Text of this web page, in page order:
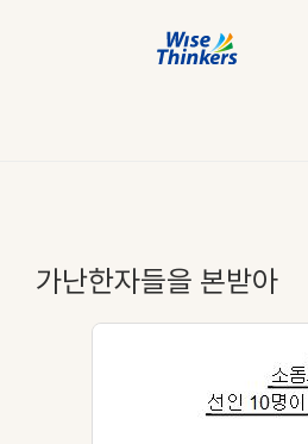
가난한자들을 본받아